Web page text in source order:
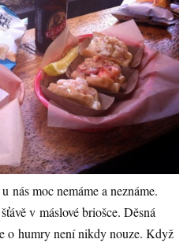
nás moc nemáme a neznáme.
v máslové briošce. Děsná
o humry není nikdy nouze. Když